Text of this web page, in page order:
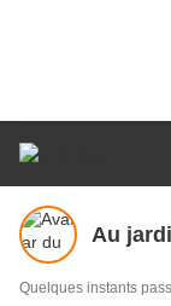
Au
Quelques instants